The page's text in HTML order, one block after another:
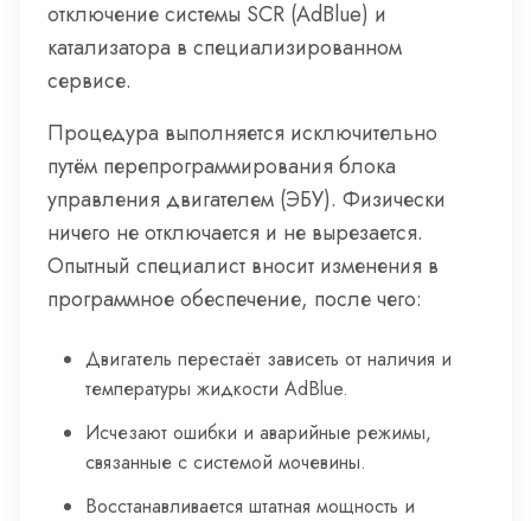
отключение системы SCR (AdBlue) и
катализатора в специализированном
сервисе.
Процедура выполняется исключительно
путём перепрограммирования блока
управления двигателем (ЭБУ). Физически
ничего не отключается и не вырезается.
Опытный специалист вносит изменения в
программное обеспечение, после чего:
Двигатель перестаёт зависеть от наличия и
температуры жидкости AdBlue.
Исчезают ошибки и аварийные режимы,
связанные с системой мочевины.
Восстанавливается штатная мощность и